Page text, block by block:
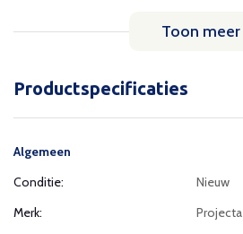
Toon meer
Productspecificaties
Algemeen
Conditie:
Nieuw
Merk:
Projecta